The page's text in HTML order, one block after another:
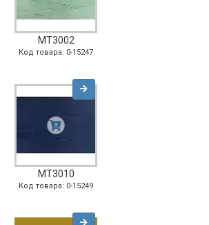
MT3002
Код товара: 0-15247
MT3010
Код товара: 0-15249